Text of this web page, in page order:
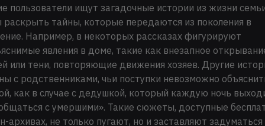
пользователи ищут загадочные истории из жизни
раскрыть тайны, которые передаются из поколения в
Например, в некоторых рассказах фигурируют
явления в доме, такие как внезапное
или тени, повторяющие движения хозяев. Другие
с родственниками, чьи поступки невозможно
как в случае с дедушкой, который каждую ночь
с умершими». Такие сюжеты, доступные
архивах, не только пугают, но и заставляют задуматься